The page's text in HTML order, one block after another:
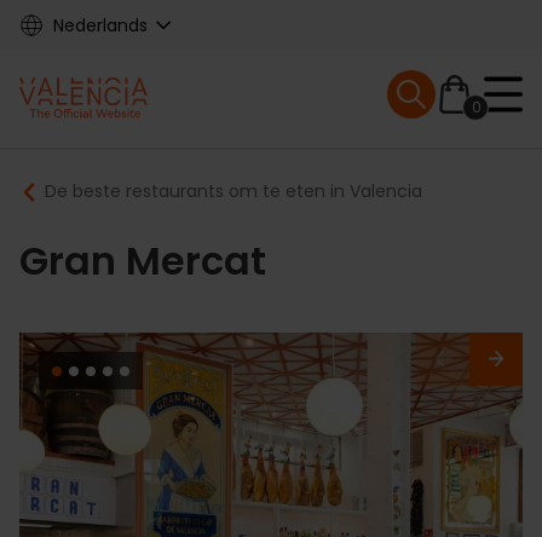
Skip
content
Nederlands
Main
navigation
0
Mobile menu
Breadcrumb
De beste restaurants om te eten in Valencia
Gran Mercat